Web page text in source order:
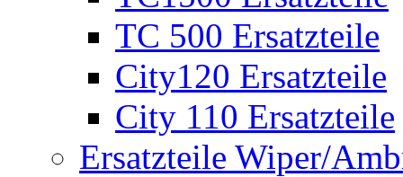
TC 500 Ersatzteile
City120 Ersatzteile
City 110 Ersatzteile
Ersatzteile Wiper/